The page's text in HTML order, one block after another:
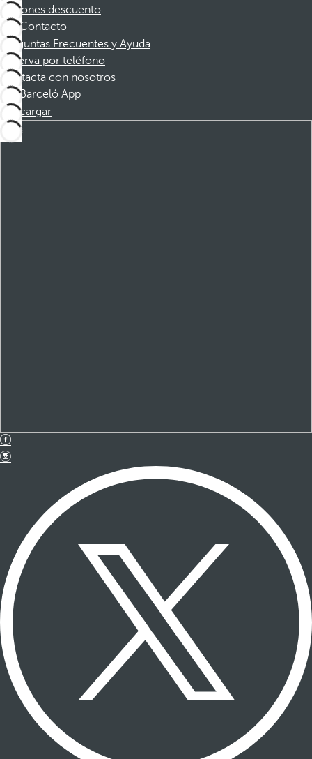
Cupones descuento
Contacto
Preguntas Frecuentes y Ayuda
Reserva por teléfono
Contacta con nosotros
Barceló App
Descargar